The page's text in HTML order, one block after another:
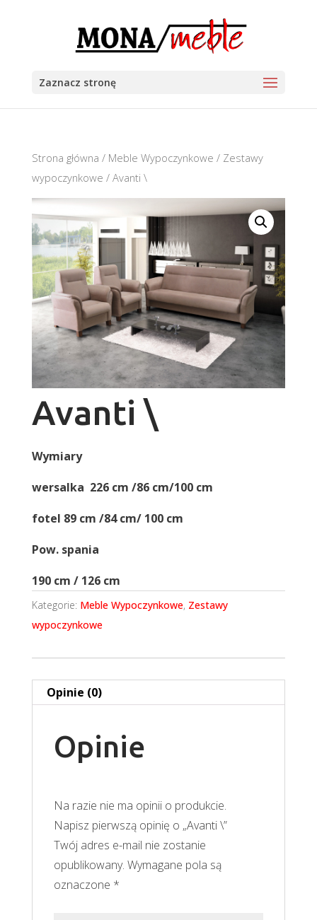
Zaznacz stronę
Strona główna / Meble Wypoczynkowe / Zestawy
wypoczynkowe / Avanti \
Avanti \
Wymiary
wersalka 226 cm /86 cm/100 cm
fotel 89 cm /84 cm/ 100 cm
Pow. spania
190 cm / 126 cm
Kategorie: Meble Wypoczynkowe, Zestawy
wypoczynkowe
Opinie (0)
Opinie
Na razie nie ma opinii o produkcie.
Napisz pierwszą opinię o „Avanti \”
Twój adres e-mail nie zostanie
opublikowany. Wymagane pola są
oznaczone *